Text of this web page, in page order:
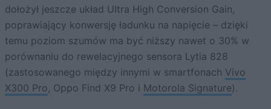
dołożył jeszcze układ Ultra High Conversion Gain,
poprawiający konwersję ładunku na napięcie – dzięki
temu poziom szumów ma być niższy nawet o 30% w
porównaniu do rewelacyjnego sensora Lytia 828
(zastosowanego między innymi w smartfonach Vivo
X300 Pro, Oppo Find X9 Pro i Motorola Signature).